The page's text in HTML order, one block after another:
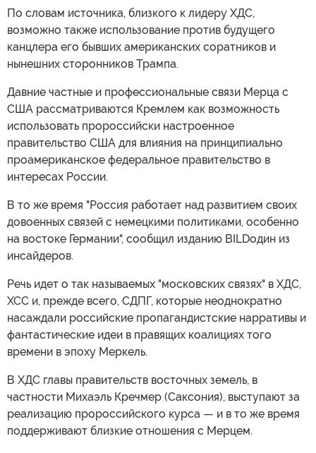
По словам источника, близкого к лидеру ХДС,
возможно также использование против будущего
канцлера его бывших американских соратников и
нынешних сторонников Трампа.
Давние частные и профессиональные связи Мерца с
США рассматриваются Кремлем как возможность
использовать пророссийски настроенное
правительство США для влияния на принципиально
проамериканское федеральное правительство в
интересах России.
В то же время "Россия работает над развитием своих
довоенных связей с немецкими политиками, особенно
на востоке Германии", сообщил изданию BILDодин из
инсайдеров.
Речь идет о так называемых "московских связях" в ХДС,
ХСС и, прежде всего, СДПГ, которые неоднократно
насаждали российские пропагандистские нарративы и
фантастические идеи в правящих коалициях того
времени в эпоху Меркель.
В ХДС главы правительств восточных земель, в
частности Михаэль Кречмер (Саксония), выступают за
реализацию пророссийского курса — и в то же время
поддерживают близкие отношения с Мерцем.